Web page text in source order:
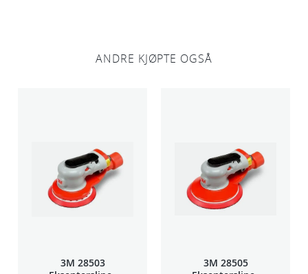
ANDRE KJØPTE OGSÅ
3M 28503
3M 28505